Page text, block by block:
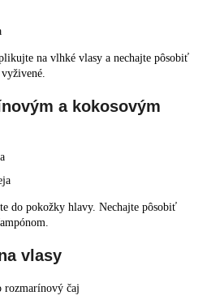
na vlhké vlasy a nechajte pôsobiť
a kokosovým
do pokožky hlavy. Nechajte pôsobiť
vlasy
rozmarínový čaj